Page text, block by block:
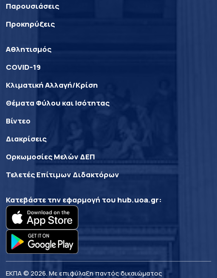
Παρουσιάσεις
Προκηρύξεις
Αθλητισμός
COVID-19
Κλιματική Αλλαγή/Κρίση
Θέματα Φύλου και Ισότητας
Βίντεο
Διακρίσεις
Ορκωμοσίες Μελών ΔΕΠ
Τελετές Επίτιμων Διδακτόρων
Κατεβάστε την εφαρμογή του hub.uoa.gr:
ΕΚΠΑ © 2026. Με επιφύλαξη παντός δικαιώματος